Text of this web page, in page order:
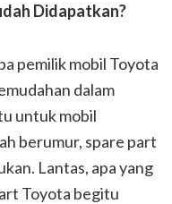
Didapatkan?
pemilik mobil Toyota
dalam
untuk mobil
berumur, spare part
Lantas, apa yang
Toyota begitu